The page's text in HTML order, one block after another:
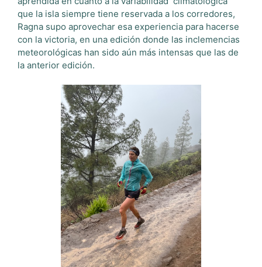
que la isla siempre tiene reservada a los corredores,
Ragna supo aprovechar esa experiencia para hacerse
con la victoria, en una edición donde las inclemencias
meteorológicas han sido aún más intensas que las de
la anterior edición.